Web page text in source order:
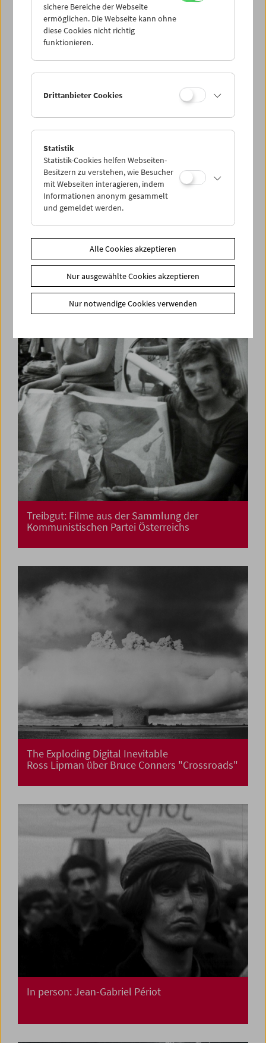
Kinoreal: Mark Jenkin
La lotta non è ancora finita
Feministisches Kino aus Italien
Treibgut: Filme aus der Sammlung der
Kommunistischen Partei Österreichs
The Exploding Digital Inevitable
Ross Lipman über Bruce Conners "Crossroads"
In person: Jean-Gabriel Périot
sichere Bereiche der Webseite
ermöglichen. Die Webseite kann ohne
diese Cookies nicht richtig
funktionieren.
Drittanbieter Cookies
Statistik
Statistik-Cookies helfen Webseiten-
Besitzern zu verstehen, wie Besucher
mit Webseiten interagieren, indem
Informationen anonym gesammelt
und gemeldet werden.
Alle Cookies akzeptieren
Nur ausgewählte Cookies akzeptieren
Nur notwendige Cookies verwenden